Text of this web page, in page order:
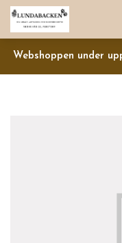
Webshoppen under